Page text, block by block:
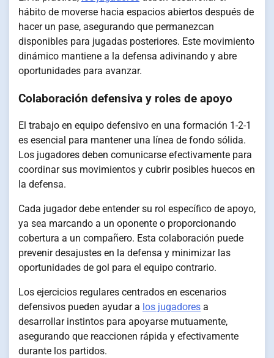
hábito de moverse hacia espacios abiertos después de
hacer un pase, asegurando que permanezcan
disponibles para jugadas posteriores. Este movimiento
dinámico mantiene a la defensa adivinando y abre
oportunidades para avanzar.
Colaboración defensiva y roles de apoyo
El trabajo en equipo defensivo en una formación 1-2-1
es esencial para mantener una línea de fondo sólida.
Los jugadores deben comunicarse efectivamente para
coordinar sus movimientos y cubrir posibles huecos en
la defensa.
Cada jugador debe entender su rol específico de apoyo,
ya sea marcando a un oponente o proporcionando
cobertura a un compañero. Esta colaboración puede
prevenir desajustes en la defensa y minimizar las
oportunidades de gol para el equipo contrario.
Los ejercicios regulares centrados en escenarios
defensivos pueden ayudar a los jugadores a
desarrollar instintos para apoyarse mutuamente,
asegurando que reaccionen rápida y efectivamente
durante los partidos.